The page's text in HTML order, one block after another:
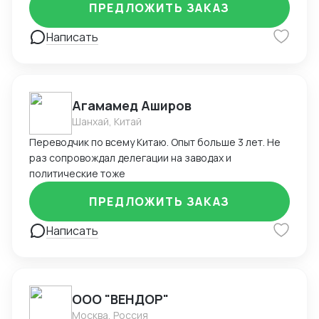
долгосрочному сотрудничеству.
Написать
ПРЕДЛОЖИТЬ ЗАКАЗ
Агамамед Аширов
Шанхай, Китай
Переводчик по всему Китаю. Опыт больше 3 лет. Не
раз сопровождал делегации на заводах и
политические тоже
Написать
ПРЕДЛОЖИТЬ ЗАКАЗ
ООО "ВЕНДОР"
Москва, Россия